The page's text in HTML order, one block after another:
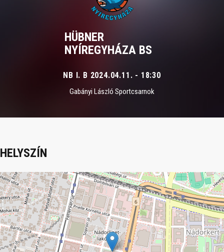
HÜBNER
NYÍREGYHÁZA BS
NB I. B 2024.04.11. - 18:30
Gabányi László Sportcsarnok
HELYSZÍN